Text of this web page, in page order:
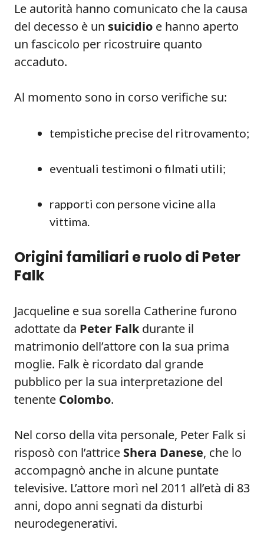
Le autorità hanno comunicato che la causa
del decesso è un suicidio e hanno aperto
un fascicolo per ricostruire quanto
accaduto.
Al momento sono in corso verifiche su:
tempistiche precise del ritrovamento;
eventuali testimoni o filmati utili;
rapporti con persone vicine alla
vittima.
Origini familiari e ruolo di Peter
Falk
Jacqueline e sua sorella Catherine furono
adottate da Peter Falkdurante il
matrimonio dell’attore con la sua prima
moglie. Falk è ricordato dal grande
pubblico per la sua interpretazione del
tenente Colombo.
Nel corso della vita personale, Peter Falk si
risposò con l’attrice Shera Danese, che lo
accompagnò anche in alcune puntate
televisive. L’attore morì nel 2011 all’età di 83
anni, dopo anni segnati da disturbi
neurodegenerativi.